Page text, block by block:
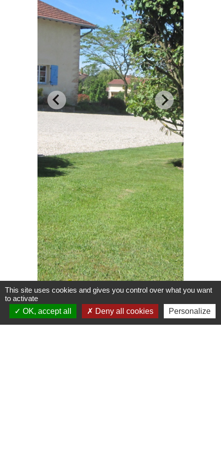
This site uses cookies and gives you control over what you want
to activate
OK, accept all
Deny all cookies Personalize